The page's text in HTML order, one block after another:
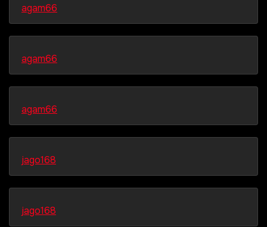
agam66
agam66
agam66
jago168
jago168